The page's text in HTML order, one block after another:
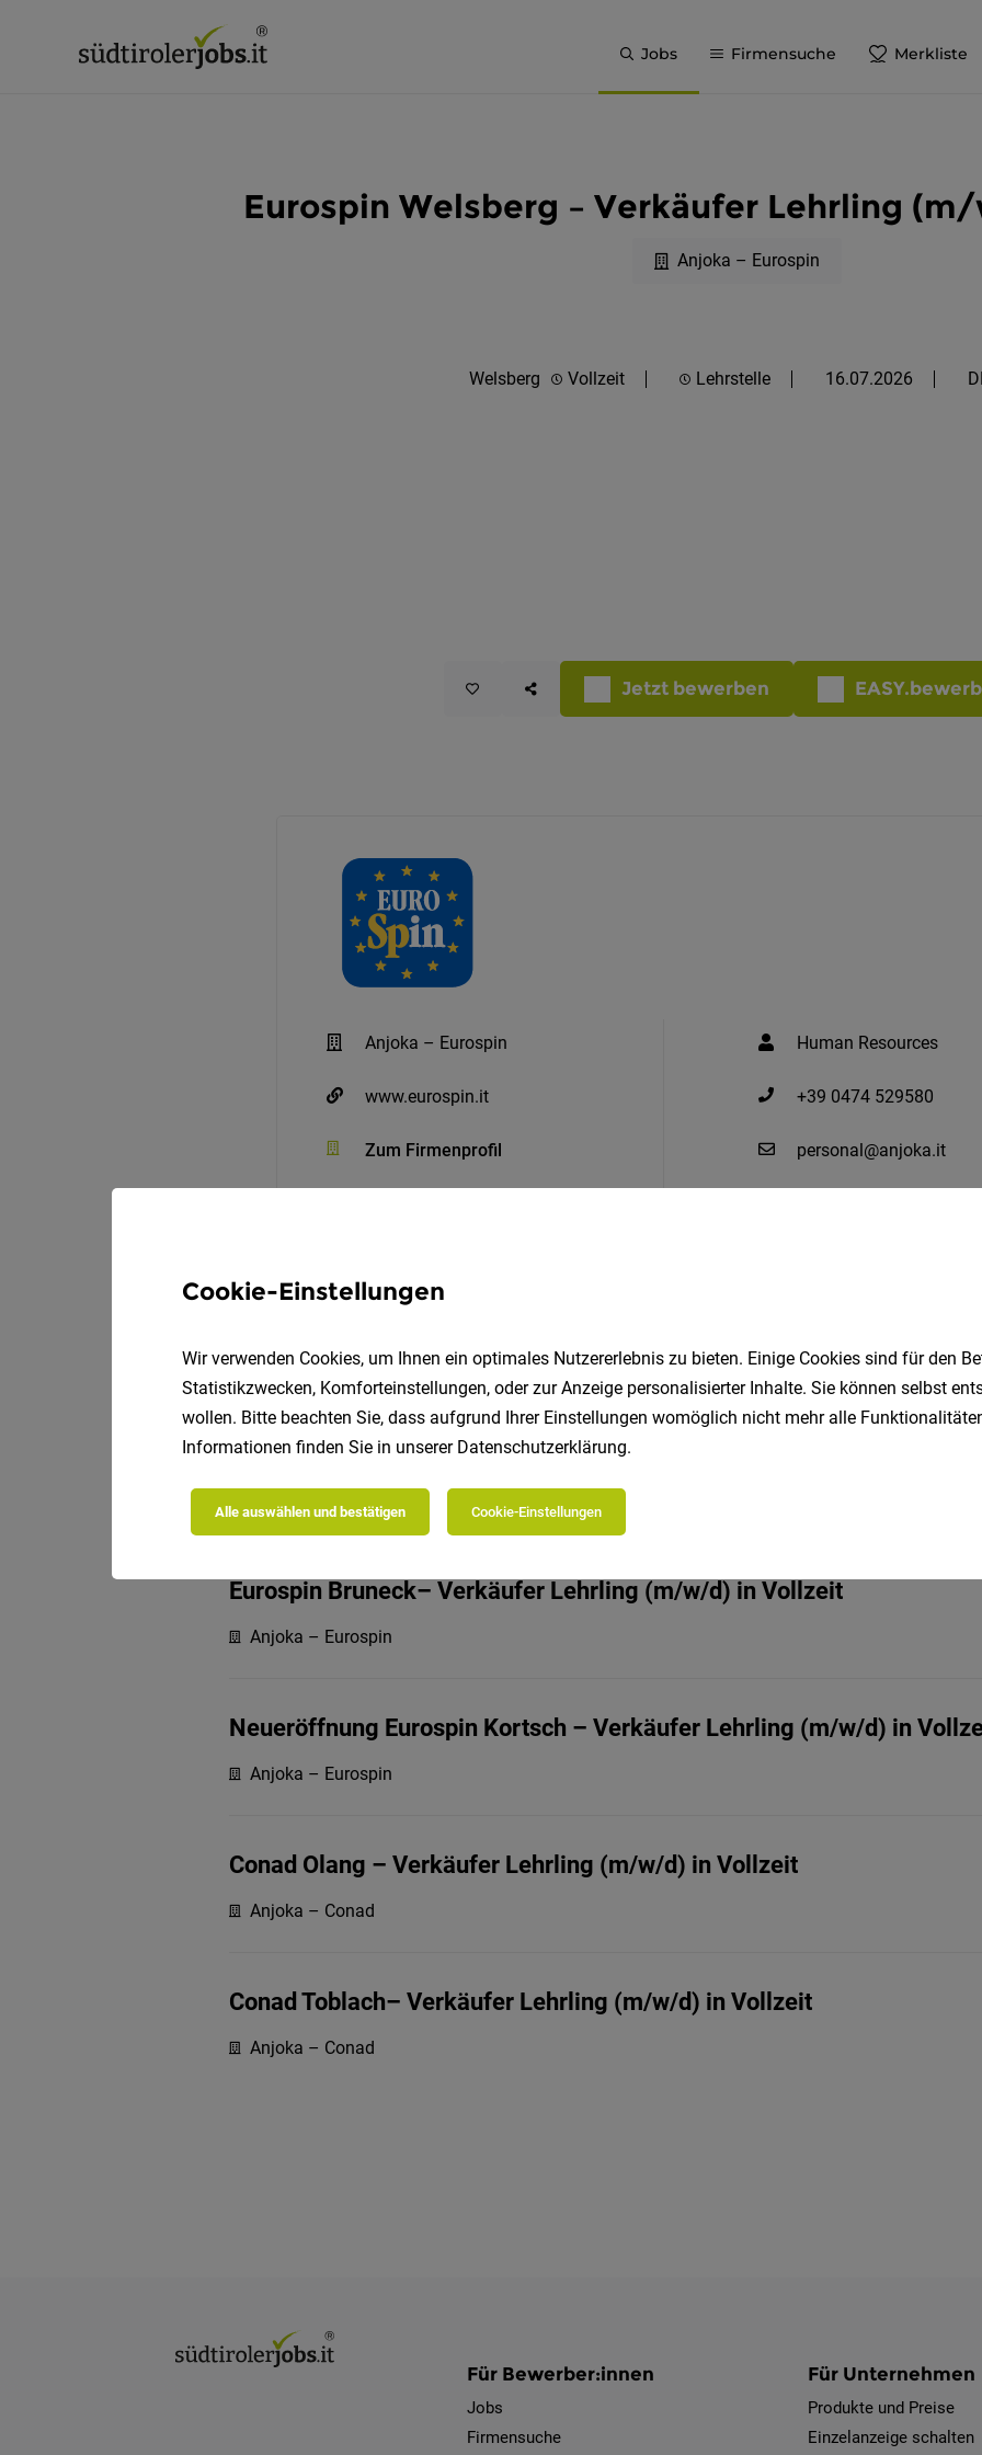
Jobs Firmensuche Merkliste
Eurospin Welsberg – Verkäufer Lehrling
Anjoka – Eurospin
Welsberg Vollzeit Lehrstelle 16.07.2026
Jetzt bewerben
Anjoka – Eurospin
www.eurospin.it
Zum Firmenprofil
Human Resources
+39 0474 529580
personal@anjoka.it
Ähnliche Jobs
Eurospin Auer– Verkäufer Lehrling (m/w/d) in Vollzeit
Eurospin Bruneck– Verkäufer Lehrling (m/w/d) in Vollzeit
Anjoka – Eurospin
Neueröffnung Eurospin Kortsch – Verkäufer Lehrling (m/w/d) in
Anjoka – Eurospin
Conad Olang – Verkäufer Lehrling (m/w/d) in Vollzeit
Anjoka – Conad
Conad Toblach– Verkäufer Lehrling (m/w/d) in Vollzeit
Anjoka – Conad
Für Bewerber:innen
Jobs
Firmensuche
Für Unternehmen
Produkte und Preise
Einzelanzeige schalten
Cookie-Einstellungen
Wir verwenden Cookies, um Ihnen ein optimales Nutzererlebnis zu bieten. Einige Cookies sind für den
Statistikzwecken, Komforteinstellungen, oder zur Anzeige personalisierter Inhalte. Sie können selbst
wollen. Bitte beachten Sie, dass aufgrund Ihrer Einstellungen womöglich nicht mehr alle
Informationen finden Sie in unserer Datenschutzerklärung.
Alle auswählen und bestätigen Cookie-Einstellungen